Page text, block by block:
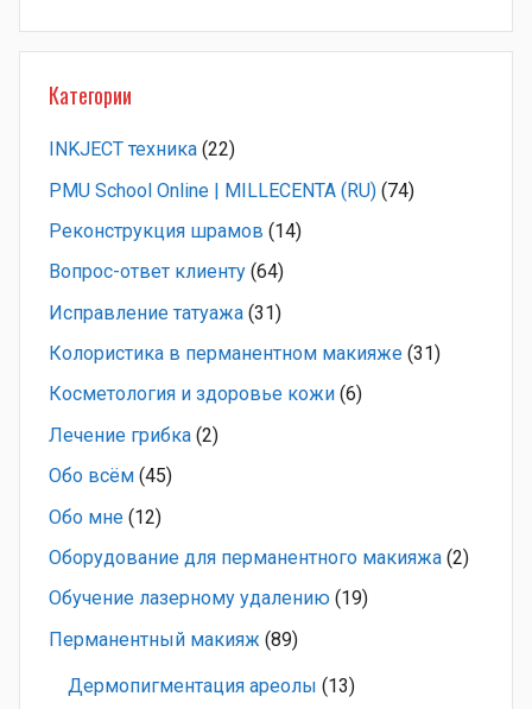
Категории
INKJECT техника (22)
PMU School Online | MILLECENTA (RU) (74)
Pеконструкция шрамов (14)
Вопрос-ответ клиенту (64)
Исправление татуажа (31)
Колористика в перманентном макияже (31)
Косметология и здоровье кожи (6)
Лечение грибка (2)
Обо всём (45)
Обо мне (12)
Оборудование для перманентного макияжа (2)
Обучение лазерному удалению (19)
Перманентный макияж (89)
Дермопигментация ареолы (13)